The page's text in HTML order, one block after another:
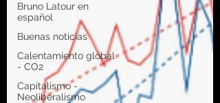
Bruno Latour en
español
Buenas noticias
Calentamiento global
- CO2
Capitalismo -
Neoliberalismo